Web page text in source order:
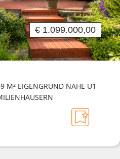
€ 1.099.000,00
M² EIGENGRUND NAHE U1